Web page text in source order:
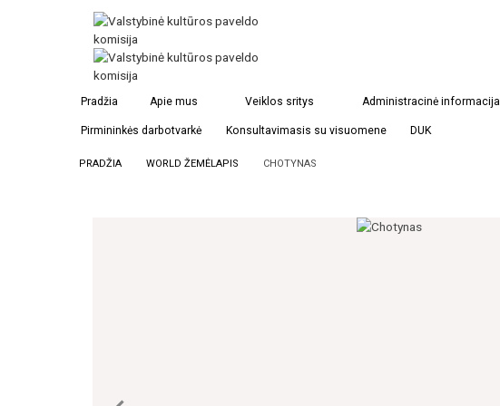
Pradžia Apie mus Veiklos sritys Administracinė informacija
Pirmininkės darbotvarkė Konsultavimasis su visuomene DUK
PRADŽIA WORLD ŽEMĖLAPIS CHOTYNAS